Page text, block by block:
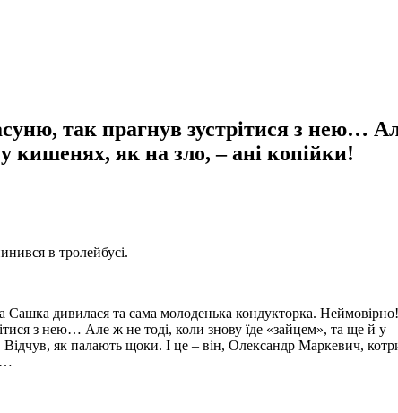
так прагнув зустрітися з нею…
кишенях, як на зло, – ані копійки!
в тролейбусі.
Сашка дивилася та сама молоденька кондукторка. Неймовірно!
з нею… Але ж не тоді, коли знову їде «зайцем», та ще й у
як палають щоки. І це – він, Олександр Маркевич,